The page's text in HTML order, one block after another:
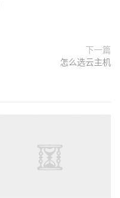
下一篇
怎么选云主机